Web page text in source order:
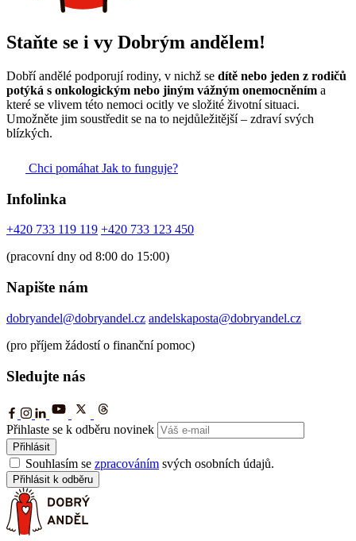
Staňte se i vy Dobrým andělem!
Dobří andělé podporují rodiny, v nichž se dítě nebo jeden z rodičů
potýká s onkologickým nebo jiným vážným onemocněním a
které se vlivem této nemoci ocitly ve složité životní situaci.
Umožněte jim soustředit se na to nejdůležitější – zdraví svých
blízkých.
Chci pomáhat Jak to funguje?
Infolinka
+420 733 119 119 +420 733 123 450
(pracovní dny od 8:00 do 15:00)
Napište nám
dobryandel@dobryandel.cz andelskaposta@dobryandel.cz
(pro příjem žádostí o finanční pomoc)
Sledujte nás
Přihlaste se k odběru novinek
Přihlásit
Souhlasím se zpracováním svých osobních údajů.
Přihlásit k odběru